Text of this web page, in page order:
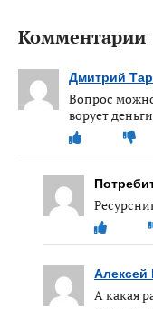
Комментарии
Дмитрий
Вопрос
ворует
А какая